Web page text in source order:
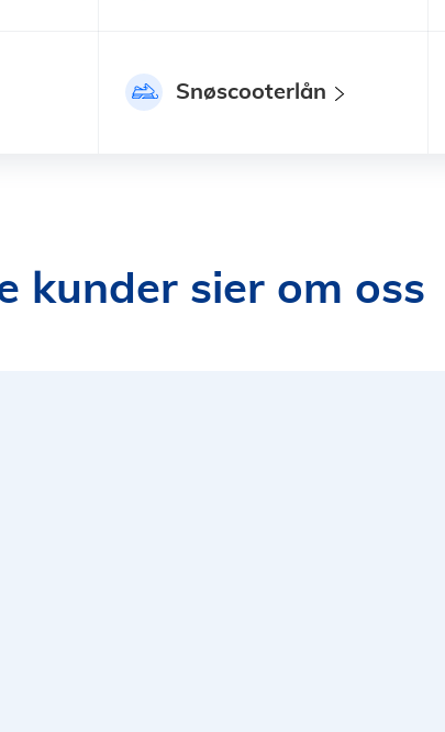
Snøscooterlån
kunder sier om oss